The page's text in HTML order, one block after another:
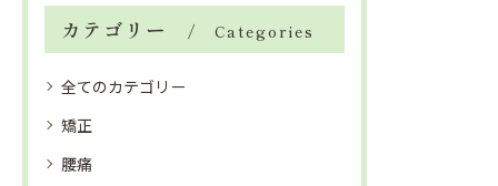
カテゴリー Categories
全てのカテゴリー
矯正
腰痛